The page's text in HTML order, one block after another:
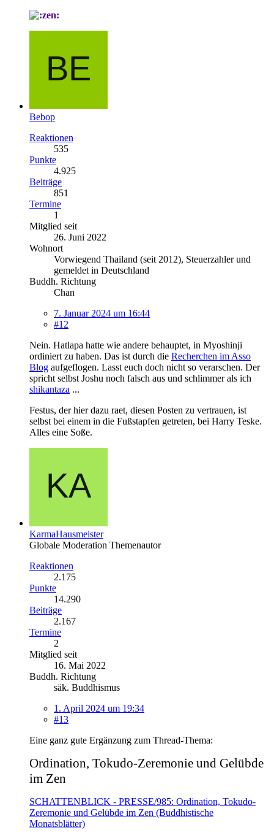
Bebop
Reaktionen
535
Punkte
4.925
Beiträge
851
Termine
1
Mitglied seit
26. Juni 2022
Wohnort
Vorwiegend Thailand (seit 2012), Steuerzahler und
gemeldet in Deutschland
Buddh. Richtung
Chan
7. Januar 2024 um 16:44
#12
Nein. Hatlapa hatte wie andere behauptet, in Myoshinji
ordiniert zu haben. Das ist durch die Recherchen im Asso
Blog aufgeflogen. Lasst euch doch nicht so verarschen. Der
spricht selbst Joshu noch falsch aus und schlimmer als ich
shikantaza ...
Festus, der hier dazu raet, diesen Posten zu vertrauen, ist
selbst bei einem in die Fußstapfen getreten, bei Harry Teske.
Alles eine Soße.
KarmaHausmeister
Globale Moderation Themenautor
Reaktionen
2.175
Punkte
14.290
Beiträge
2.167
Termine
2
Mitglied seit
16. Mai 2022
Buddh. Richtung
säk. Buddhismus
1. April 2024 um 19:34
#13
Eine ganz gute Ergänzung zum Thread-Thema:
Ordination, Tokudo-Zeremonie und Gelübde
im Zen
SCHATTENBLICK - PRESSE/985: Ordination, Tokudo-
Zeremonie und Gelübde im Zen (Buddhistische
Monatsblätter)